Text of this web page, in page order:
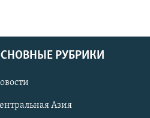
РУБРИКИ
Азия